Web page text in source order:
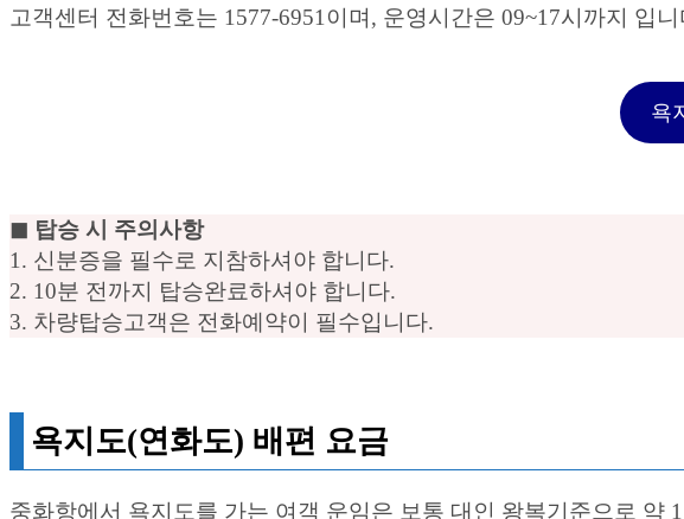
고객센터 전화번호는 1577-6951이며, 운영시간은 09~17시까지 입니
욕
◼︎ 탑승 시 주의사항
1. 신분증을 필수로 지참하셔야 합니다.
2. 10분 전까지 탑승완료하셔야 합니다.
3. 차량탑승고객은 전화예약이 필수입니다.
욕지도(연화도) 배편 요금
중화항에서 욕지도를 가는 여객 운임은 보통 대인 왕복기준으로